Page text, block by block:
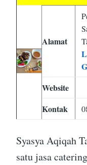
Alamat
Website
Kontak
Syasya Aqiqah
satu jasa